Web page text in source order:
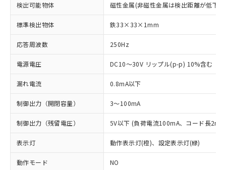
検出可能物体 磁性金属(非磁性金属は検出距離が低下
標準検出物体 鉄33×33×1mm
応答周波数 250Hz
電源電圧 DC10～30V リップル(p-p) 10%含む
漏れ電流 0.8mA以下
制御出力（開閉容量） 3～100mA
制御出力（残留電圧） 5V以下 (負荷電流100mA、コード長2m
表示灯 動作表示灯(橙)、設定表示灯(緑)
動作モード NO